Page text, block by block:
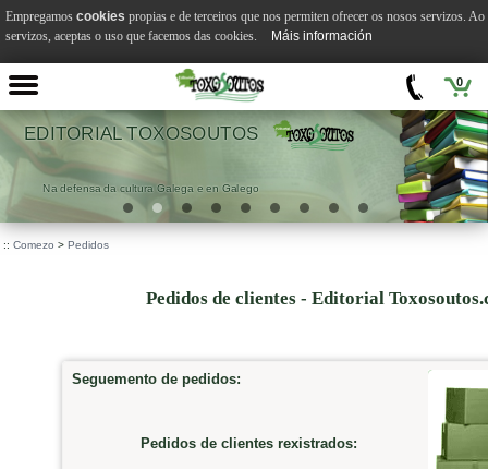
0
Galego
VILA
:: Comezo > Pedidos
Pedidos de clientes - Editorial
Seguemento de pedidos:
Pedidos de clientes rexistrados:
Empregamos cookies propias e de terceiros que nos permiten ofrecer os nosos servizos.
servizos, aceptas o uso que facemos das cookies.
Máis información